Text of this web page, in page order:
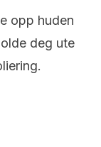
opp huden
deg ute